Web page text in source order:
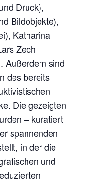
Druck),
Bildobjekte),
Katharina
Zech
Außerdem sind
des bereits
Die gezeigten
– kuratiert
spannenden
in der die
und